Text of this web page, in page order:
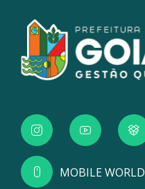
MOBILE WORLD